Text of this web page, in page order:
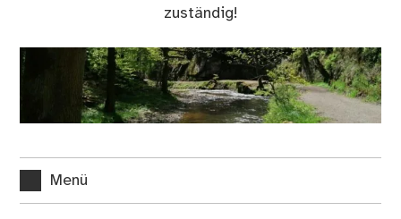
zuständig!
Menü